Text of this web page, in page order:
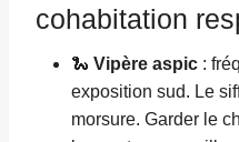
cohabitation
🐍 Vipère aspic :
exposition sud. Le
morsure. Garder le